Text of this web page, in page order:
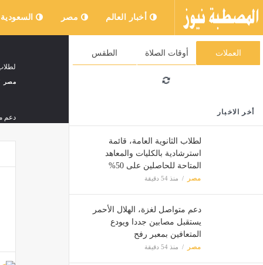
أخبار العالم مصر السعودية
العملات أوقات الصلاة الطقس
أخر الاخبار
لطلاب الثانوية العامة، قائمة
استرشادية بالكليات والمعاهد
المتاحة للحاصلين على 50%
مصر منذ 54 دقيقة
دعم متواصل لغزة، الهلال الأحمر
يستقبل مصابين جددا ويودع
المتعافين بمعبر رفح
مصر منذ 54 دقيقة
مصر
دعم